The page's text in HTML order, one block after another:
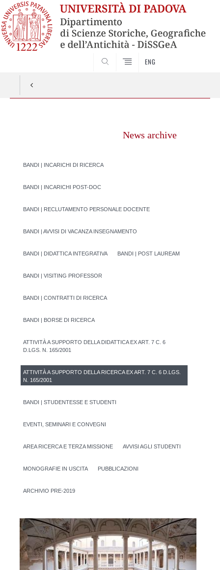
ENG
News archive
BANDI | INCARICHI DI RICERCA
BANDI | INCARICHI POST-DOC
BANDI | RECLUTAMENTO PERSONALE DOCENTE
BANDI | AVVISI DI VACANZA INSEGNAMENTO
BANDI | DIDATTICA INTEGRATIVA BANDI | POST LAUREAM
BANDI | VISITING PROFESSOR
BANDI | CONTRATTI DI RICERCA
BANDI | BORSE DI RICERCA
ATTIVITÀ A SUPPORTO DELLA DIDATTICA EX ART. 7 C. 6
D.LGS. N. 165/2001
ATTIVITÀ A SUPPORTO DELLA RICERCA EX ART. 7 C. 6 D.LGS.
N. 165/2001
BANDI | STUDENTESSE E STUDENTI
EVENTI, SEMINARI E CONVEGNI
AREA RICERCA E TERZA MISSIONE AVVISI AGLI STUDENTI
MONOGRAFIE IN USCITA PUBBLICAZIONI
ARCHIVIO PRE-2019